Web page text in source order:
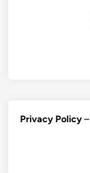
Privacy Policy –